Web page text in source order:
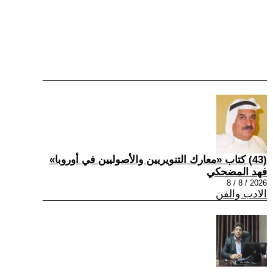
(43) كتاب «معارك التنويريين والأصوليين في أوروبا»
فهد المضحكي
2026 / 8 / 8
الادب والفن